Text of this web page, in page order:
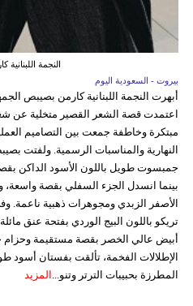
النجمة
بيروت - السعودية اليوم
أبهرت النجمة اللبنانية كارمن بصيبص
اعتمدت قصة الشعر القصير متخلية عن
مبتكرة وخاطفة جمعت بين التصاميم
النهارية والمناسبات الرسمية. ولفتت
جمبسوت طويل باللون الأسود الداكن
بينما انسدل الجزء السفلي بقصة
الأصفر الزبدي ومجوهرات ذهبية ناعمة.
تريكو باللون البيج الوردي بفتحة عنق
أبيض عالي الخصر بقصة مستقيمة وحزام
الإطلالات الفخمة، تألقت بفستان أسود
المطرزة بحبيبات الترتر وتنو... المزيد